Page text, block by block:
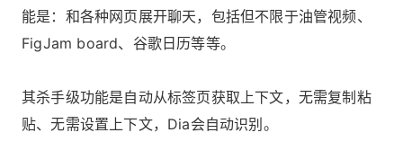
能是：和各种网页展开聊天，包括但不限于油管视频、
FigJam board、谷歌日历等等。
其杀手级功能是自动从标签页获取上下文，无需复制粘
贴、无需设置上下文，Dia会自动识别。